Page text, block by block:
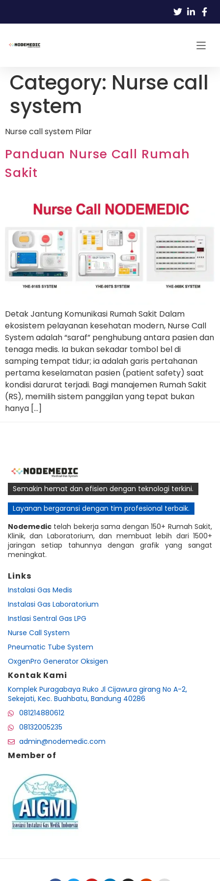
Category: Nurse call
system
Nurse call system Pilar
Panduan Nurse Call Rumah
Sakit
Detak Jantung Komunikasi Rumah Sakit Dalam
ekosistem pelayanan kesehatan modern, Nurse Call
System adalah “saraf” penghubung antara pasien dan
tenaga medis. Ia bukan sekadar tombol bel di
samping tempat tidur; ia adalah garis pertahanan
pertama keselamatan pasien (patient safety) saat
kondisi darurat terjadi. Bagi manajemen Rumah Sakit
(RS), memilih sistem panggilan yang tepat bukan
hanya […]
Semakin hemat dan efisien dengan teknologi terkini.
Layanan bergaransi dengan tim profesional terbaik.
Nodemedic telah bekerja sama dengan 150+ Rumah Sakit,
Klinik, dan Laboratorium, dan membuat lebih dari 1500+
jaringan setiap tahunnya dengan grafik yang sangat
meningkat.
Links
Instalasi Gas Medis
Instalasi Gas Laboratorium
Instlasi Sentral Gas LPG
Nurse Call System
Pneumatic Tube System
OxgenPro Generator Oksigen
Kontak Kami
Komplek Puragabaya Ruko Jl Cijawura girang No A-2,
Sekejati, Kec. Buahbatu, Bandung 40286
081214880612
08132005235
admin@nodemedic.com
Member of